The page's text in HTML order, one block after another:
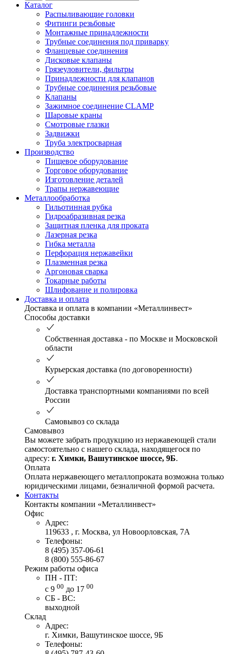
Каталог
Распыливающие головки
Фитинги резьбовые
Монтажные принадлежности
Трубные соединения под приварку
Фланцевые соединения
Дисковые клапаны
Грязеуловители, фильтры
Принадлежности для клапанов
Трубные соединения резьбовые
Клапаны
Зажимное соединение CLAMP
Шаровые краны
Смотровые глазки
Задвижки
Труба электросварная
Производство
Пищевое оборудование
Торговое оборудование
Изготовление деталей
Трапы нержавеющие
Металлообработка
Гильотинная рубка
Гидроабразивная резка
Защитная пленка для проката
Лазерная резка
Гибка металла
Перфорация нержавейки
Плазменная резка
Аргоновая сварка
Токарные работы
Шлифование и полировка
Доставка и оплата
Доставка и оплата в компании «Металлинвест»
Способы доставки
Собственная доставка - по Москве и Московской
области
Курьерская доставка (по договоренности)
Доставка транспортными компаниями по всей
России
Самовывоз со склада
Самовывоз
Вы можете забрать продукцию из нержавеющей стали
самостоятельно с нашего склада, находящегося по
адресу: г. Химки, Вашутинское шоссе, 9Б.
Оплата
Оплата нержавеющего металлопроката возможна только
юридическими лицами, безналичной формой расчета.
Контакты
Контакты компании «Металлинвест»
Офис
Адрес:
119633 , г. Москва, ул Новоорловская, 7А
Телефоны:
8 (495) 357-06-61
8 (800) 555-86-67
Режим работы офиса
ПН - ПТ:
с 9 00 до 17 00
СБ - ВС:
выходной
Склад
Адрес:
г. Химки, Вашутинское шоссе, 9Б
Телефоны: